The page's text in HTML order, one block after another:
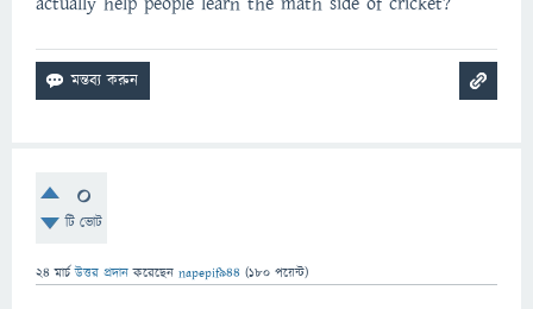
0
টি ভোট
24 মার্চ উত্তর প্রদান করেছেন napepif944 (180 পয়েন্ট)